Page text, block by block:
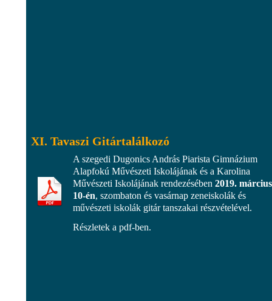
XI. Tavaszi Gitártalálkozó
A szegedi Dugonics András Piarista Gimnázium
Alapfokú Művészeti Iskolájának és a Karolina
Művészeti Iskolájának rendezésében 2019.
10-én, szombaton és vasárnap zeneiskolák és
művészeti iskolák gitár tanszakai részvételével.
Részletek a pdf-ben.